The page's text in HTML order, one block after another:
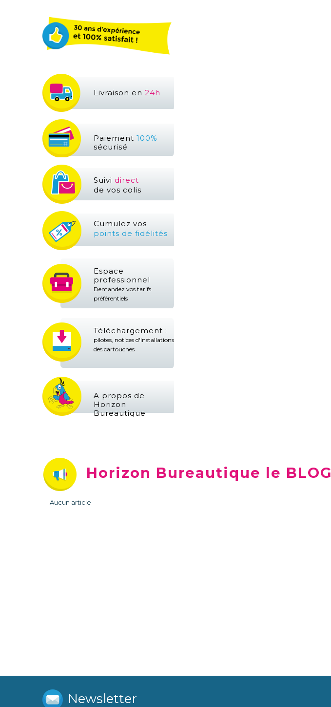
Livraison en 24h
Paiement 100%
sécurisé
Suivi direct
de vos colis
Cumulez vos
points de fidélités
Espace
professionnel
Demandez vos tarifs
préférentiels
Téléchargement :
pilotes, notices d'installations
des cartouches
A propos de
Horizon
Bureautique
Horizon Bureautique le BLOG
Aucun article
Newsletter